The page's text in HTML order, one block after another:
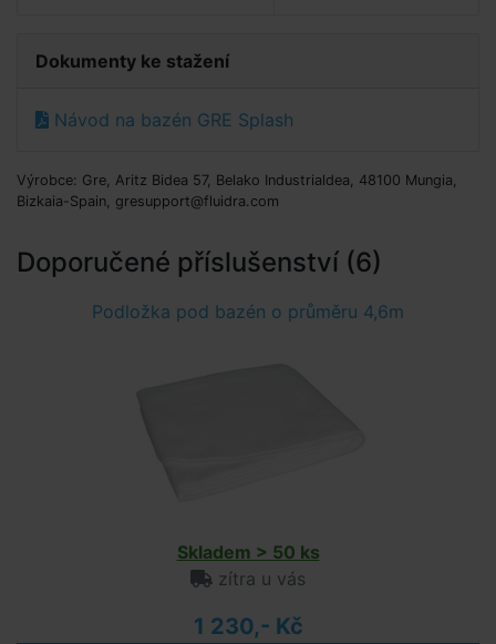
Dokumenty ke stažení
Návod na bazén GRE Splash
Výrobce: Gre, Aritz Bidea 57, Belako Industrialdea, 48100 Mungia,
Bizkaia-Spain, gresupport@fluidra.com
Doporučené příslušenství (6)
Podložka pod bazén o průměru 4,6m
Skladem > 50 ks
zítra u vás
1 230,- Kč